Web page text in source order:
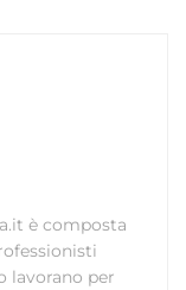
è composta
lavorano per